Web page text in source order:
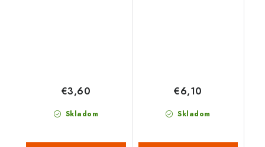
Skladom
€3,60
Skladom
€6,10